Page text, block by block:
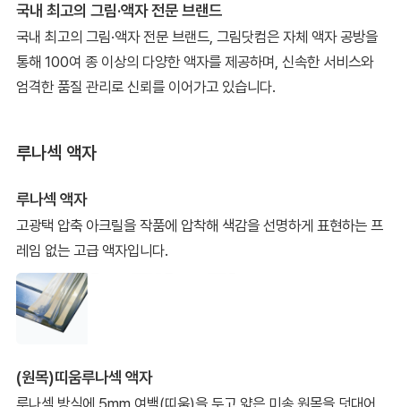
국내 최고의 그림·액자 전문 브랜드
국내 최고의 그림·액자 전문 브랜드, 그림닷컴은 자체 액자 공방을
통해 100여 종 이상의 다양한 액자를 제공하며, 신속한 서비스와
엄격한 품질 관리로 신뢰를 이어가고 있습니다.
루나섹 액자
루나섹 액자
고광택 압축 아크릴을 작품에 압착해 색감을 선명하게 표현하는 프
레임 없는 고급 액자입니다.
(원목)띠움루나섹 액자